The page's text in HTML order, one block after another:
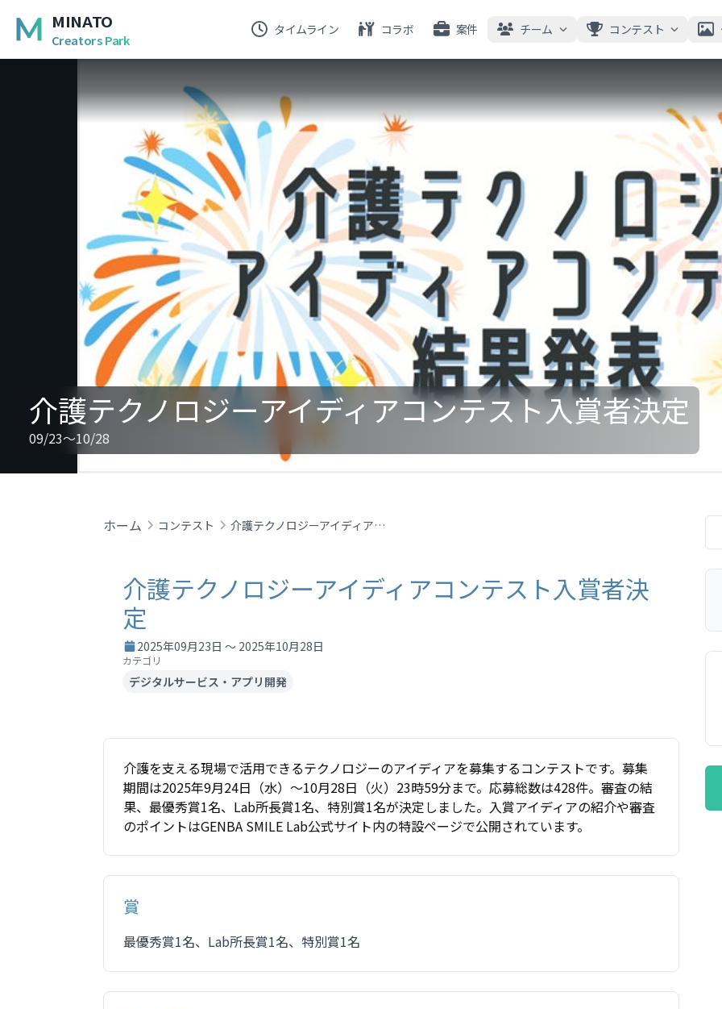
MINATO
Creators Park
タイムライン コラボ 案件 チーム コンテスト
介護テクノロジーアイディアコンテスト入賞者決定
09/23～10/28
ホーム コンテスト 介護テクノロジーアイディアコンテスト入賞者決定
介護テクノロジーアイディアコンテスト入賞者決
定
2025年09月23日 ～ 2025年10月28日
カテゴリ
デジタルサービス・アプリ開発
介護を支える現場で活用できるテクノロジーのアイディアを募集するコンテストです。募集
期間は2025年9月24日（水）〜10月28日（火）23時59分まで。応募総数は428件。審査の結
果、最優秀賞1名、Lab所長賞1名、特別賞1名が決定しました。入賞アイディアの紹介や審査
のポイントはGENBA SMILE Lab公式サイト内の特設ページで公開されています。
賞
最優秀賞1名、Lab所長賞1名、特別賞1名